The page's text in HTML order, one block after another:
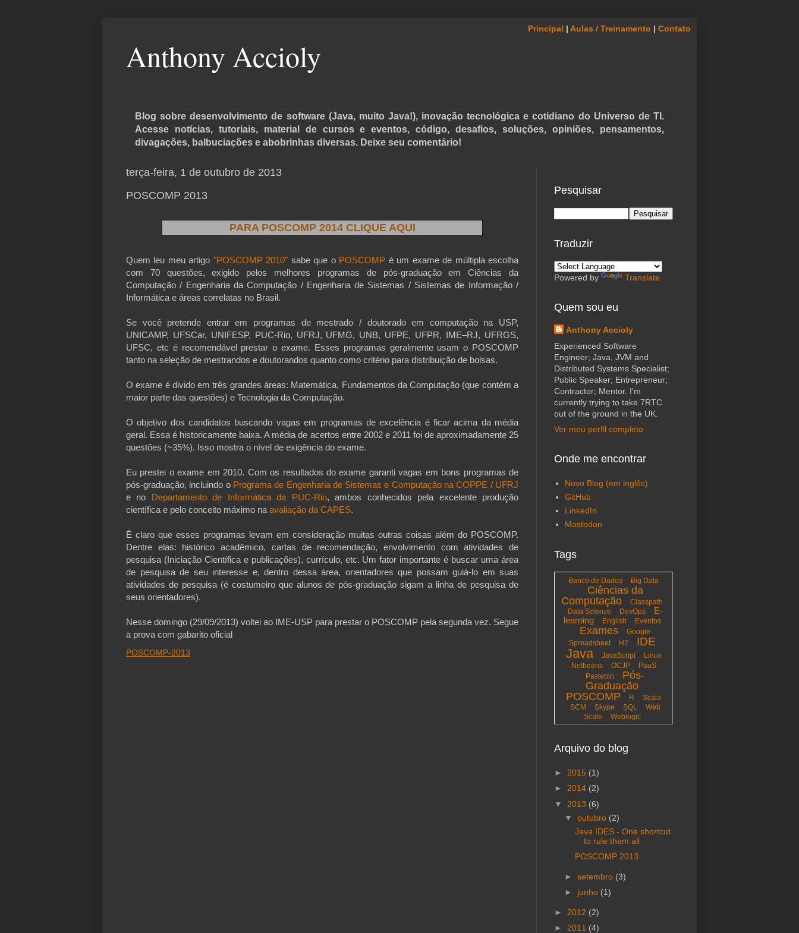
Principal | Aulas / Treinamento | Contato
Anthony Accioly
Blog sobre desenvolvimento de software (Java, muito Java!), inovação tecnológica e cotidiano do Universo de TI.
Acesse notícias, tutoriais, material de cursos e eventos, código, desafios, soluções, opiniões, pensamentos,
divagações, balbuciações e abobrinhas diversas. Deixe seu comentário!
terça-feira, 1 de outubro de 2013
POSCOMP 2013
PARA POSCOMP 2014 CLIQUE AQUI
Quem leu meu artigo "POSCOMP 2010" sabe que o POSCOMP é um exame de múltipla escolha
com 70 questões, exigido pelos melhores programas de pós-graduação em Ciências da
Computação / Engenharia da Computação / Engenharia de Sistemas / Sistemas de Informação /
Informática e áreas correlatas no Brasil.
Se você pretende entrar em programas de mestrado / doutorado em computação na USP,
UNICAMP, UFSCar, UNIFESP, PUC-Rio, UFRJ, UFMG, UNB, UFPE, UFPR, IME–RJ, UFRGS,
UFSC, etc é recomendável prestar o exame. Esses programas geralmente usam o POSCOMP
tanto na seleção de mestrandos e doutorandos quanto como critério para distribuição de bolsas.
O exame é divido em três grandes áreas: Matemática, Fundamentos da Computação (que contém a
maior parte das questões) e Tecnologia da Computação.
O objetivo dos candidatos buscando vagas em programas de excelência é ficar acima da média
geral. Essa é historicamente baixa. A média de acertos entre 2002 e 2011 foi de aproximadamente 25
questões (~35%). Isso mostra o nível de exigência do exame.
Eu prestei o exame em 2010. Com os resultados do exame garanti vagas em bons programas de
pós-graduação, incluindo o Programa de Engenharia de Sistemas e Computação na COPPE / UFRJ
e no Departamento de Informática da PUC-Rio, ambos conhecidos pela excelente produção
científica e pelo conceito máximo na avaliação da CAPES.
É claro que esses programas levam em consideração muitas outras coisas além do POSCOMP.
Dentre elas: histórico acadêmico, cartas de recomendação, envolvimento com atividades de
pesquisa (Iniciação Científica e publicações), currículo, etc. Um fator importante é buscar uma área
de pesquisa de seu interesse e, dentro dessa área, orientadores que possam guiá-lo em suas
atividades de pesquisa (é costumeiro que alunos de pós-graduação sigam a linha de pesquisa de
seus orientadores).
Nesse domingo (29/09/2013) voltei ao IME-USP para prestar o POSCOMP pela segunda vez. Segue
a prova com gabarito oficial
POSCOMP-2013
Pesquisar
Traduzir
Powered by Translate
Quem sou eu
Anthony Accioly
Experienced Software
Engineer; Java, JVM and
Distributed Systems Specialist;
Public Speaker; Entrepreneur;
Contractor; Mentor. I'm
currently trying to take 7RTC
out of the ground in the UK.
Ver meu perfil completo
Onde me encontrar
Novo Blog (em inglês)
GitHub
LinkedIn
Mastodon
Tags
Banco de Dados Big Data
Ciências da
Computação
Classpath
Data Science
DevOps
E-
learning
English Eventos
Exames
Google
Spreadsheet
H2 IDE
Java JavaScript
Linux
Netbeans
OCJP
PaaS
Pastebin
Pós-
Graduação
POSCOMP
R
Scala
SCM
Skype SQL
Web
Scale
Weblogic
Arquivo do blog
► 2015 (1)
► 2014 (2)
▼ 2013 (6)
▼ outubro (2)
Java IDES - One shortcut
to rule them all
POSCOMP 2013
► setembro (3)
► junho (1)
► 2012 (2)
► 2011 (4)